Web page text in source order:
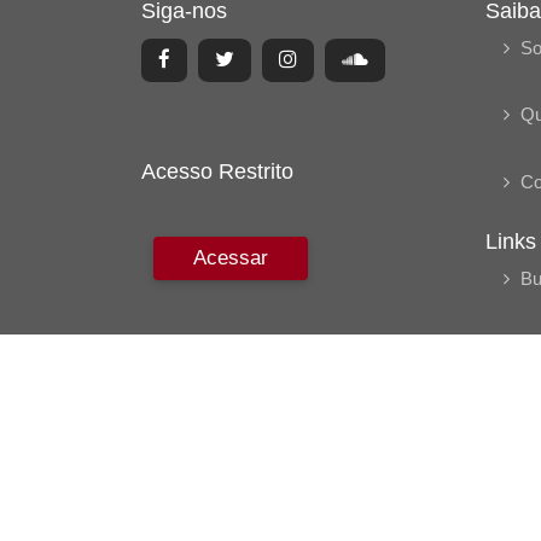
Siga-nos
Acesso Restrito
Acessar